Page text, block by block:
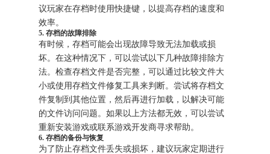
议玩家在存档时使用快捷键，以提高存档的速度和
效率。
5. 存档的故障排除
有时候，存档可能会出现故障导致无法加载或损
坏。在这种情况下，可以尝试以下几种故障排除方
法。检查存档文件是否完整，可以通过比较文件大
小或使用存档文件修复工具来判断。尝试将存档文
件复制到其他位置，然后再进行加载，以解决可能
的文件访问问题。如果以上方法都无效，可以尝试
重新安装游戏或联系游戏开发商寻求帮助。
6. 存档的备份与恢复
为了防止存档文件丢失或损坏，建议玩家定期进行